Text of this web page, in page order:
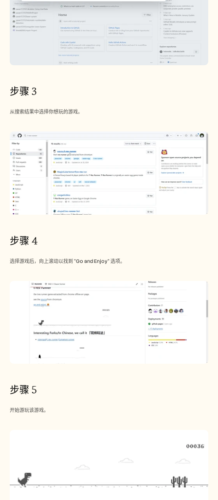
步骤 3
从搜索结果中选择你想玩的游戏。
步骤 4
选择游戏后，向上滚动以找到 "Go and Enjoy" 选项。
步骤 5
开始游玩该游戏。